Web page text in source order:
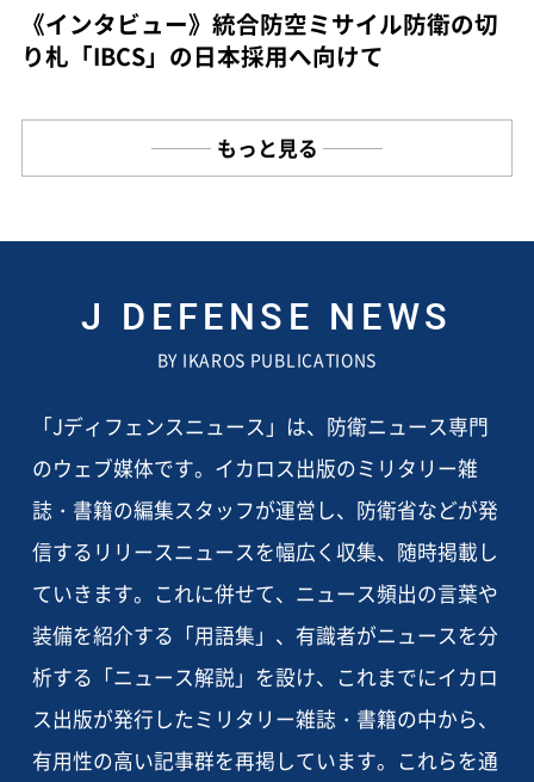
《インタビュー》統合防空ミサイル防衛の切
り札「IBCS」の日本採用へ向けて
もっと見る
J DEFENSE NEWS
BY IKAROS PUBLICATIONS
「Jディフェンスニュース」は、防衛ニュース専門
のウェブ媒体です。イカロス出版のミリタリー雑
誌・書籍の編集スタッフが運営し、防衛省などが発
信するリリースニュースを幅広く収集、随時掲載し
ていきます。これに併せて、ニュース頻出の言葉や
装備を紹介する「用語集」、有識者がニュースを分
析する「ニュース解説」を設け、これまでにイカロ
ス出版が発行したミリタリー雑誌・書籍の中から、
有用性の高い記事群を再掲しています。これらを通